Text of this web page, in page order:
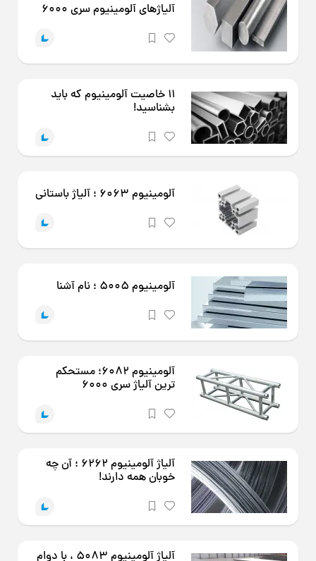
آلیاژهای آلومینیوم سری 6000
11 خاصیت آلومینیوم که باید
بشناسید!
آلومینیوم 6063 ؛ آلیاژ باستانی
آلومینیوم 5005 ؛ نام آشنا
آلومینیوم 6082؛ مستحکم
ترین آلیاژ سری 6000
آلیاژ آلومینیوم 6262 ؛ آن چه
خوبان همه دارند!
آلیاژ آلومینیوم 5083 ، با دوام